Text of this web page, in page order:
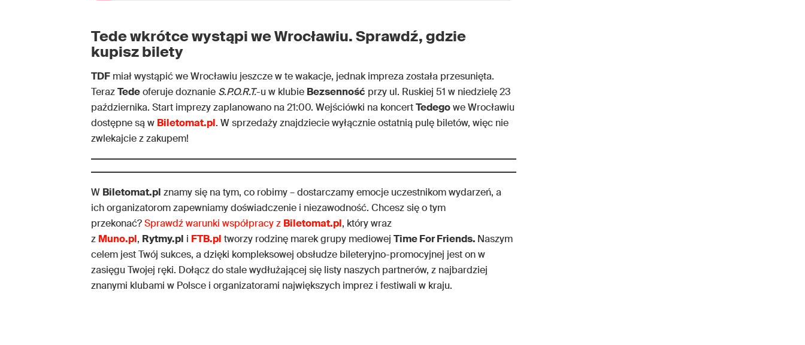
Tede wkrótce wystąpi we Wrocławiu. Sprawdź, gdzie
kupisz bilety
TDF miał wystąpić we Wrocławiu jeszcze w te wakacje, jednak impreza została przesunięta.
TerazTedeoferuje doznanie S.P.O.R.T.-u w klubie Bezsenność przy ul. Ruskiej 51 w niedzielę 23
października. Start imprezy zaplanowano na 21:00. Wejściówki na koncertTedegowe Wrocławiu
dostępne są w Biletomat.pl. W sprzedaży znajdziecie wyłącznie ostatnią pulę biletów, więc nie
zwlekajcie z zakupem!
W Biletomat.pl znamy się na tym, co robimy – dostarczamy emocje uczestnikom wydarzeń, a
ich organizatorom zapewniamy doświadczenie i niezawodność. Chcesz się o tym
przekonać?Sprawdź warunki współpracy z Biletomat.pl, który wraz
z Muno.pl, Rytmy.pl i FTB.pl tworzy rodzinę marek grupy mediowej Time For Friends. Naszym
celem jest Twój sukces, a dzięki kompleksowej obsłudze bileteryjno-promocyjnej jest on w
zasięgu Twojej ręki. Dołącz do stale wydłużającej się listy naszych partnerów, z najbardziej
znanymi klubami w Polsce i organizatorami największych imprez i festiwali w kraju.